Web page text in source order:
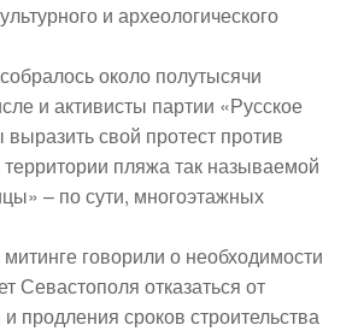
и археологического
около полутысячи
и активисты партии «Русское
свой протест против
территории пляжа так называемой
– по сути, многоэтажных
говорили о необходимости
Севастополя отказаться от
продления сроков строительства